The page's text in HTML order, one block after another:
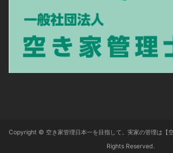
Copyright © 空き家管理日本一を目指して。実家の管理は【空
Rights Reserved.